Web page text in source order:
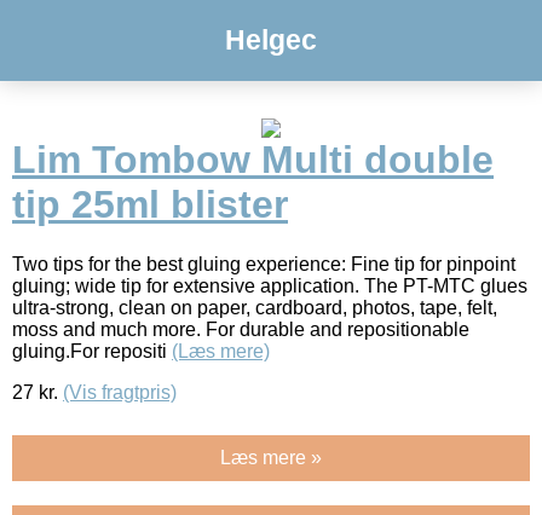
Helgec
Lim Tombow Multi double
tip 25ml blister
Two tips for the best gluing experience: Fine tip for pinpoint
gluing; wide tip for extensive application. The PT-MTC glues
ultra-strong, clean on paper, cardboard, photos, tape, felt,
moss and much more. For durable and repositionable
gluing.For repositi (Læs mere)
27 kr. (Vis fragtpris)
Læs mere »